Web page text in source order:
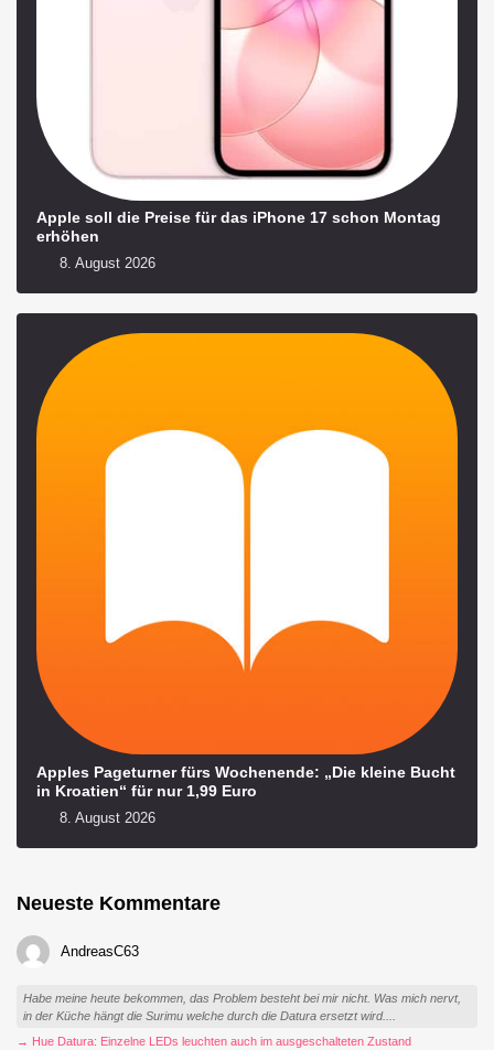
Apple soll die Preise für das iPhone 17 schon Montag
erhöhen
8. August 2026
Apples Pageturner fürs Wochenende: „Die kleine Bucht
in Kroatien“ für nur 1,99 Euro
8. August 2026
Neueste Kommentare
AndreasC63
Habe meine heute bekommen, das Problem besteht bei mir nicht. Was mich nervt,
in der Küche hängt die Surimu welche durch die Datura ersetzt wird....
→ Hue Datura: Einzelne LEDs leuchten auch im ausgeschalteten Zustand